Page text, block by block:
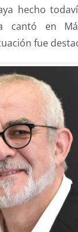
hecho
cantó en
fue